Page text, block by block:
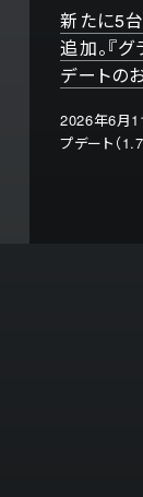
新たに5
追加。『
デートの
2026年6月11
プデート（